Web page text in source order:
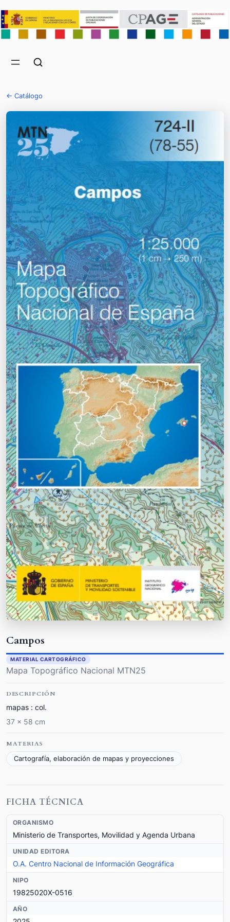
← Catálogo
Campos
MATERIAL CARTOGRÁFICO
Mapa Topográfico Nacional MTN25
DESCRIPCIÓN
mapas : col.
37 x 58 cm
MATERIAS
Cartografía, elaboración de mapas y proyecciones
FICHA TÉCNICA
ORGANISMO
Ministerio de Transportes, Movilidad y Agenda Urbana
UNIDAD EDITORA
O.A. Centro Nacional de Información Geográfica
NIPO
19825020X-0516
AÑO